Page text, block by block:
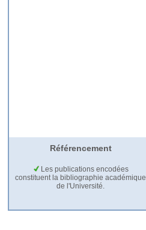
Référencement
Les publications encodées
constituent la bibliographie académique
de l'Université.